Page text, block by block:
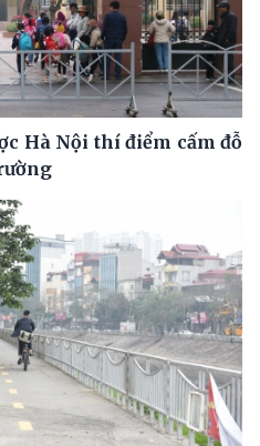
Hà Nội thí điểm cấm đỗ